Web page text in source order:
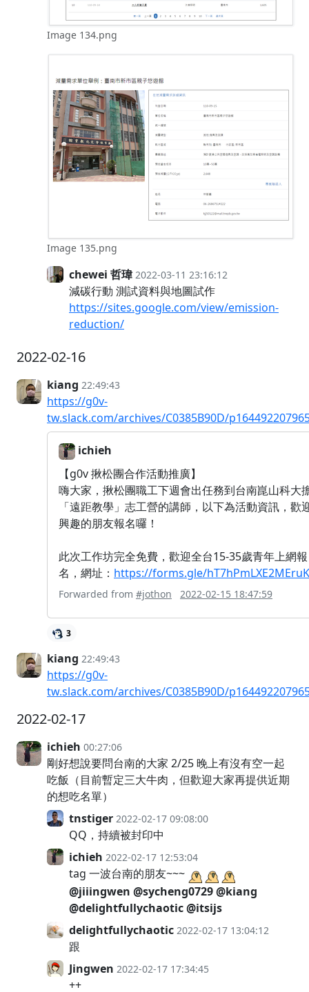
Image 134.png
Image 135.png
chewei 哲瑋 2022-03-11 23:16:12
減碳行動 測試資料與地圖試作
https://sites.google.com/view/emission-
reduction/
2022-02-16
kiang 22:49:43
https://g0v-
tw.slack.com/archives/C0385B90D/
ichieh
【g0v 揪松團合作活動推廣】
嗨大家，揪松團職工下週會出任務到台南崑山科大
「遠距教學」志工營的講師，以下為活動資訊，歡
興趣的朋友報名囉！
此次工作坊完全免費，歡迎全台15-35歲青年上網報
名，網址： https://forms.gle/
Forwarded from #jothon 2022-02-15 18:47:59
3
kiang 22:49:43
https://g0v-
tw.slack.com/archives/C0385B90D/
2022-02-17
ichieh 00:27:06
剛好想說要問台南的大家 2/25 晚上有沒有空一起
吃飯（目前暫定三大牛肉，但歡迎大家再提供近期
的想吃名單）
tnstiger 2022-02-17 09:08:00
QQ，持續被封印中
ichieh 2022-02-17 12:53:04
tag 一波台南的朋友~~~
@jiiingwen @sycheng0729@kiang
@delightfullychaotic@itsijs
delightfullychaotic 2022-02-17 13:04:12
跟
Jingwen 2022-02-17 17:34:45
++